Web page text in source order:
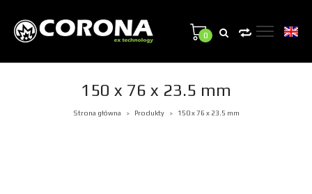
0
150 x 76 x 23.5 mm
Strona główna > Produkty > 150 x 76 x 23.5 mm